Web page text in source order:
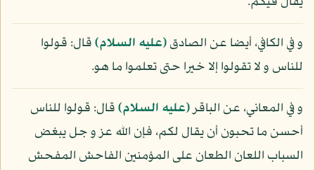
و في الكافي، أيضا عن الصادق(عليه السلام)قال: قولوا
للناس و لا تقولوا إلا خيرا حتى تعلموا ما هو.
و في المعاني، عن الباقر(عليه السلام)قال: قولوا للناس
أحسن ما تحبون أن يقال لكم، فإن الله عز و جل يبغض
السباب اللعان الطعان على المؤمنين الفاحش المفحش